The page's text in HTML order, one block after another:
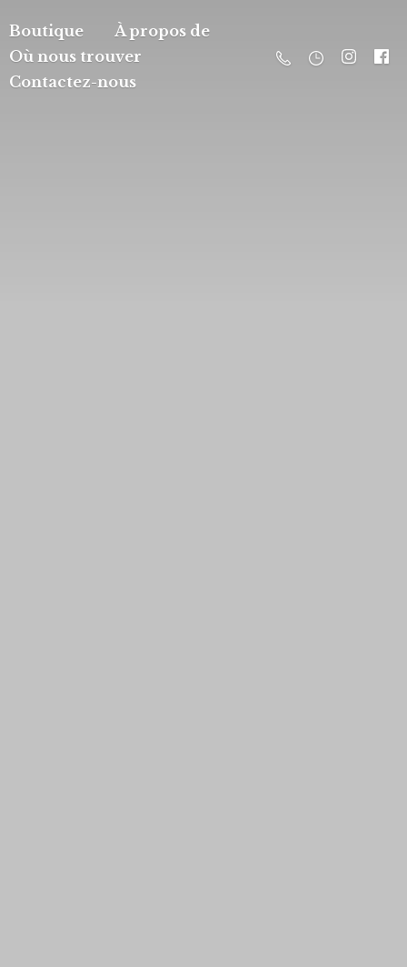
Boutique
À propos de
Où nous trouver
Contactez-nous